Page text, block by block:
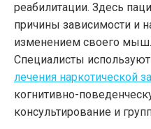
реабилитации. Здесь
причины зависимости и
изменением своего
Специалисты
лечения наркотической
когнитивно-
консультирование и